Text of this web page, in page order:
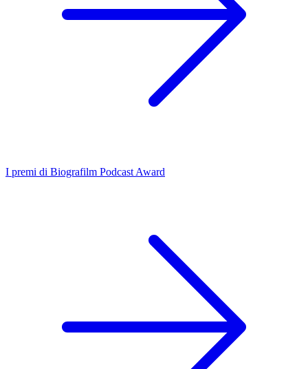
I premi di Biografilm Podcast Award